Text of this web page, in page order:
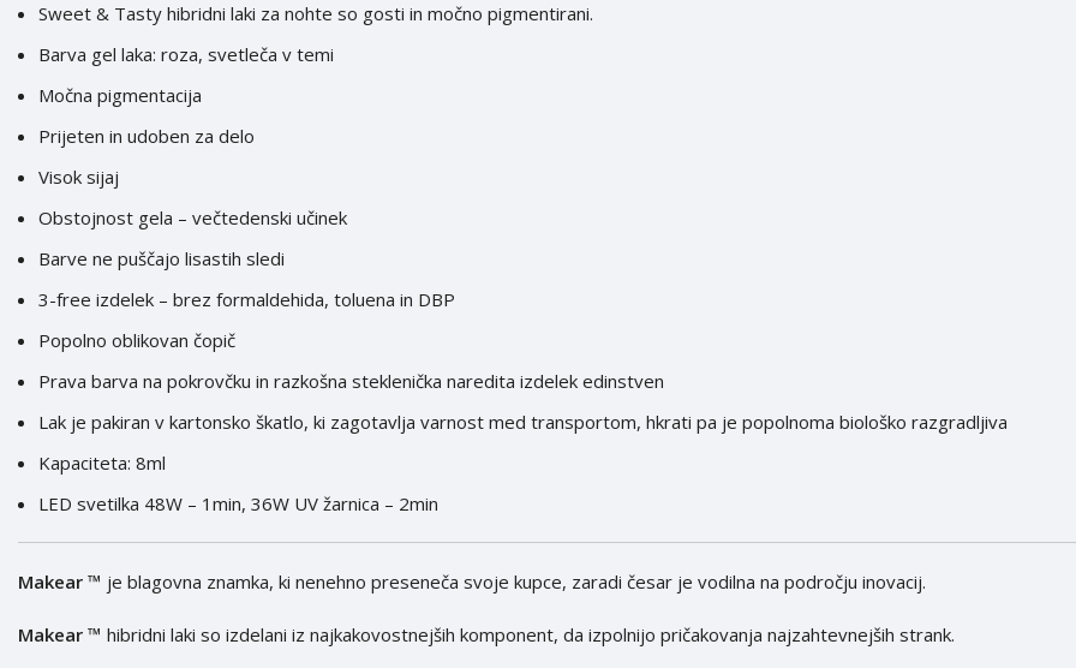
Sweet & Tasty hibridni laki za nohte so gosti in močno pigmentirani.
Barva gel laka: roza, svetleča v temi
Močna pigmentacija
Prijeten in udoben za delo
Visok sijaj
Obstojnost gela – večtedenski učinek
Barve ne puščajo lisastih sledi
3-free izdelek – brez formaldehida, toluena in DBP
Popolno oblikovan čopič
Prava barva na pokrovčku in razkošna steklenička naredita izdelek edinstven
Lak je pakiran v kartonsko škatlo, ki zagotavlja varnost med transportom, hkrati pa je popolnoma biološko razgradljiva
Kapaciteta: 8ml
LED svetilka 48W – 1min, 36W UV žarnica – 2min
Makear ™ je blagovna znamka, ki nenehno preseneča svoje kupce, zaradi česar je vodilna na področju inovacij.
Makear ™hibridni laki so izdelani iz najkakovostnejših komponent, da izpolnijo pričakovanja najzahtevnejših strank.